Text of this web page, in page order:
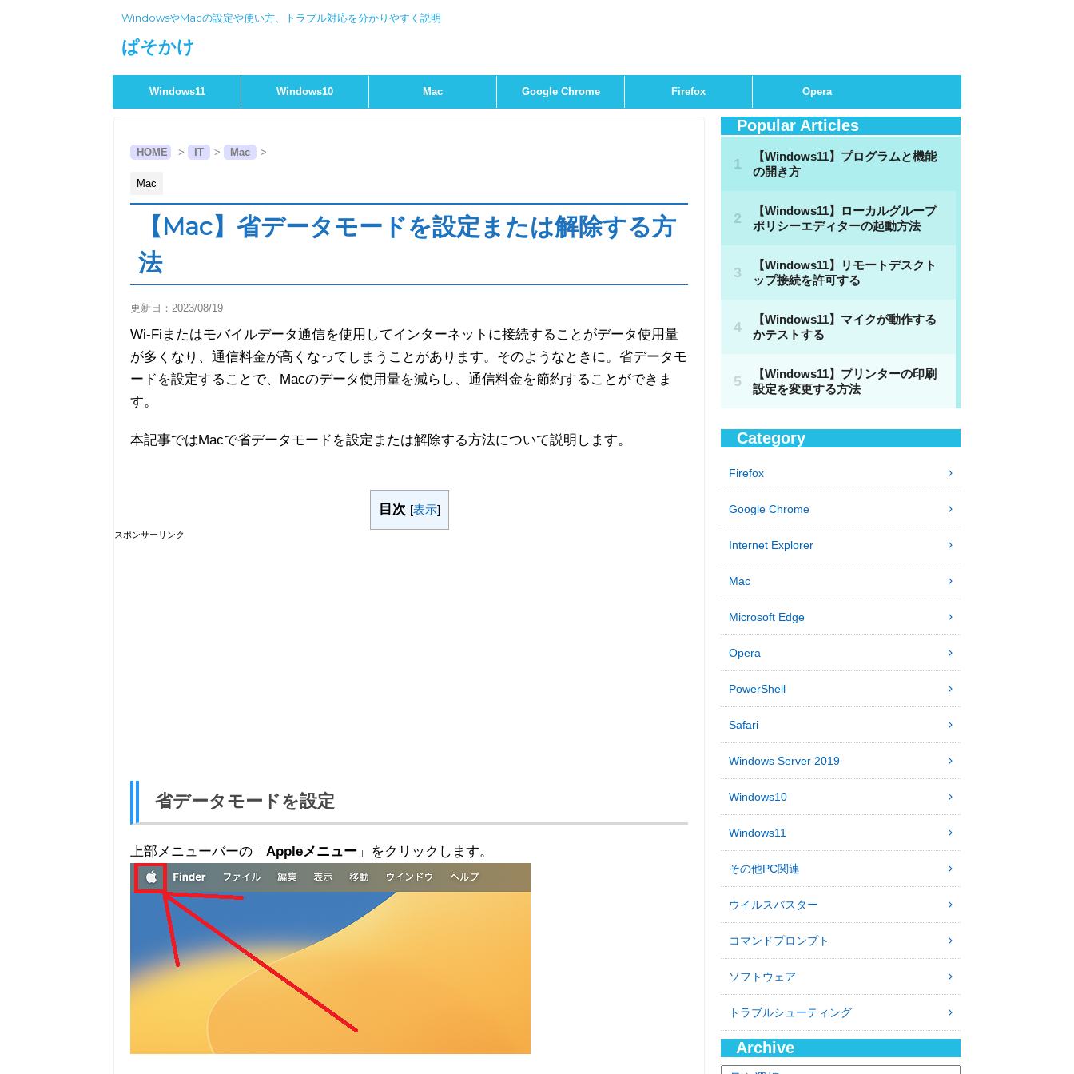
WindowsやMacの設定や使い方、トラブル対応を分かりやすく説明
ぱそかけ
Windows11 Windows10 Mac Google Chrome Firefox Opera
HOME > IT > Mac >
Mac
【Mac】省データモードを設定または解除する方
法
更新日： 2023/08/19
Wi-Fiまたはモバイルデータ通信を使用してインターネットに接続することがデータ使用量
が多くなり、通信料金が高くなってしまうことがあります。そのようなときに。省データモ
ードを設定することで、Macのデータ使用量を減らし、通信料金を節約することができま
す。
本記事ではMacで省データモードを設定または解除する方法について説明します。
目次 [表示]
スポンサーリンク
省データモードを設定
上部メニューバーの「 Appleメニュー 」をクリックします。
Popular Articles
Category
Firefox
Google Chrome
Internet Explorer
Mac
Microsoft Edge
Opera
PowerShell
Safari
Windows Server 2019
Windows10
Windows11
その他PC関連
ウイルスバスター
コマンドプロンプト
ソフトウェア
トラブルシューティング
Archive